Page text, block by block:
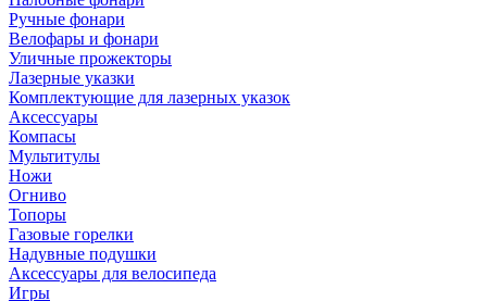
Ручные фонари
Велофары и фонари
Уличные прожекторы
Лазерные указки
Комплектующие для лазерных указок
Аксессуары
Компасы
Мультитулы
Ножи
Огниво
Топоры
Газовые горелки
Надувные подушки
Аксессуары для велосипеда
Игры